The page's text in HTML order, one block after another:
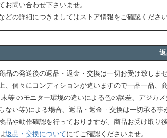
お問い合わせ下さいませ。
どの詳細につきましてはストア情報をご確認ください
品の発送後の返品・返金・交換は一切お受け致しませ
、個々にコンディションが違いますので一品一品、
等 のモニター環境の違いによる色の誤差、デジカ
ない等)による場合、返品・返金・交換は一切承る事
品や動作確認を行っておりますが、商品お受け取り
返品・交換についてにてご確認くださいませ。